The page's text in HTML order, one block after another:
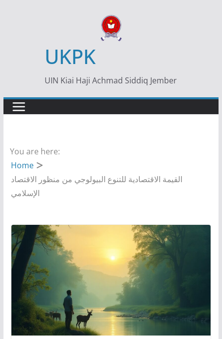
UKPK
UIN Kiai Haji Achmad Siddiq Jember
You are here:
Home
القيمة الاقتصادية للتنوع البيولوجي من منظور الاقتصاد
الإسلامي